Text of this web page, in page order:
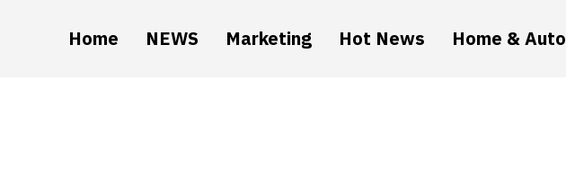
Home NEWS Marketing Hot News Home & Auto